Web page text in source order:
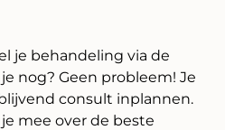
je behandeling via de
nog? Geen probleem! Je
consult inplannen.
mee over de beste